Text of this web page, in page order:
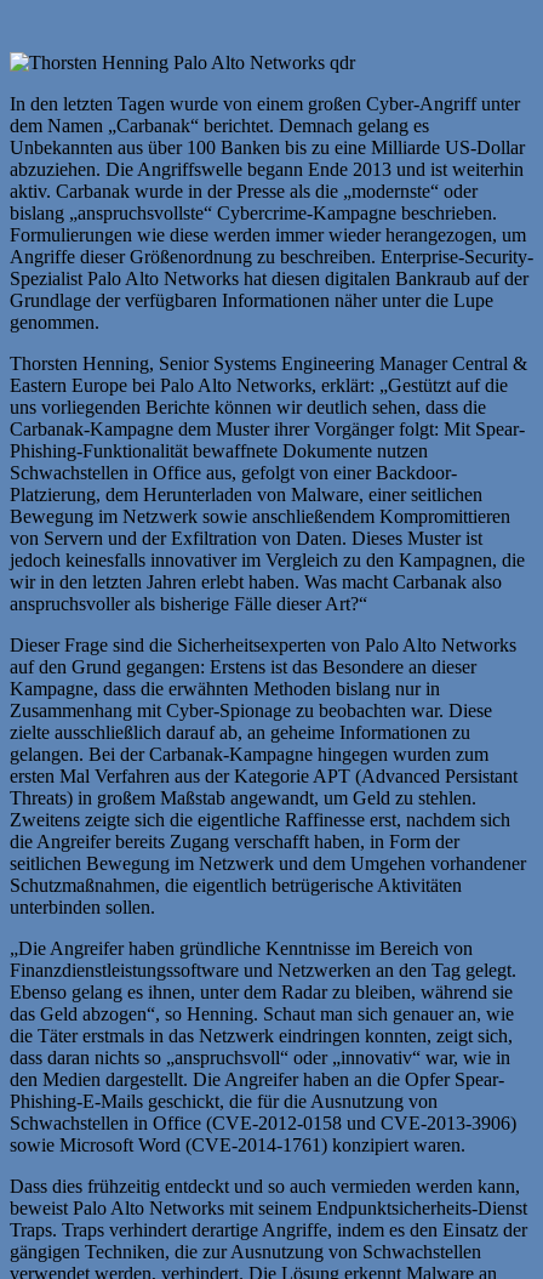
In den letzten Tagen wurde von einem großen Cyber-Angriff unter
dem Namen „Carbanak“ berichtet. Demnach gelang es
Unbekannten aus über 100 Banken bis zu eine Milliarde US-Dollar
abzuziehen. Die Angriffswelle begann Ende 2013 und ist weiterhin
aktiv. Carbanak wurde in der Presse als die „modernste“ oder
bislang „anspruchsvollste“ Cybercrime-Kampagne beschrieben.
Formulierungen wie diese werden immer wieder herangezogen, um
Angriffe dieser Größenordnung zu beschreiben. Enterprise-Security-
Spezialist Palo Alto Networks hat diesen digitalen Bankraub auf der
Grundlage der verfügbaren Informationen näher unter die Lupe
genommen.
Thorsten Henning, Senior Systems Engineering Manager Central &
Eastern Europe bei Palo Alto Networks, erklärt: „Gestützt auf die
uns vorliegenden Berichte können wir deutlich sehen, dass die
Carbanak-Kampagne dem Muster ihrer Vorgänger folgt: Mit Spear-
Phishing-Funktionalität bewaffnete Dokumente nutzen
Schwachstellen in Office aus, gefolgt von einer Backdoor-
Platzierung, dem Herunterladen von Malware, einer seitlichen
Bewegung im Netzwerk sowie anschließendem Kompromittieren
von Servern und der Exfiltration von Daten. Dieses Muster ist
jedoch keinesfalls innovativer im Vergleich zu den Kampagnen, die
wir in den letzten Jahren erlebt haben. Was macht Carbanak also
anspruchsvoller als bisherige Fälle dieser Art?“
Dieser Frage sind die Sicherheitsexperten von Palo Alto Networks
auf den Grund gegangen: Erstens ist das Besondere an dieser
Kampagne, dass die erwähnten Methoden bislang nur in
Zusammenhang mit Cyber-Spionage zu beobachten war. Diese
zielte ausschließlich darauf ab, an geheime Informationen zu
gelangen. Bei der Carbanak-Kampagne hingegen wurden zum
ersten Mal Verfahren aus der Kategorie APT (Advanced Persistant
Threats) in großem Maßstab angewandt, um Geld zu stehlen.
Zweitens zeigte sich die eigentliche Raffinesse erst, nachdem sich
die Angreifer bereits Zugang verschafft haben, in Form der
seitlichen Bewegung im Netzwerk und dem Umgehen vorhandener
Schutzmaßnahmen, die eigentlich betrügerische Aktivitäten
unterbinden sollen.
„Die Angreifer haben gründliche Kenntnisse im Bereich von
Finanzdienstleistungssoftware und Netzwerken an den Tag gelegt.
Ebenso gelang es ihnen, unter dem Radar zu bleiben, während sie
das Geld abzogen“, so Henning. Schaut man sich genauer an, wie
die Täter erstmals in das Netzwerk eindringen konnten, zeigt sich,
dass daran nichts so „anspruchsvoll“ oder „innovativ“ war, wie in
den Medien dargestellt. Die Angreifer haben an die Opfer Spear-
Phishing-E-Mails geschickt, die für die Ausnutzung von
Schwachstellen in Office (CVE-2012-0158 und CVE-2013-3906)
sowie Microsoft Word (CVE-2014-1761) konzipiert waren.
Dass dies frühzeitig entdeckt und so auch vermieden werden kann,
beweist Palo Alto Networks mit seinem Endpunktsicherheits-Dienst
Traps. Traps verhindert derartige Angriffe, indem es den Einsatz der
gängigen Techniken, die zur Ausnutzung von Schwachstellen
verwendet werden, verhindert. Die Lösung erkennt Malware an